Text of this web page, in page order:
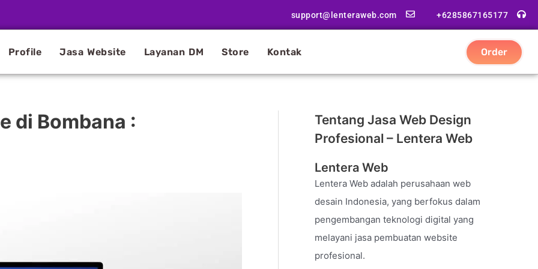
support@lenteraweb.com +6285867165177
Profile Jasa Website Layanan DM Store Kontak Order
di Bombana :
Tentang Jasa Web Design
Profesional – Lentera Web
Lentera Web
Lentera Web adalah perusahaan web
desain Indonesia, yang berfokus dalam
pengembangan teknologi digital yang
melayani jasa pembuatan website
profesional.